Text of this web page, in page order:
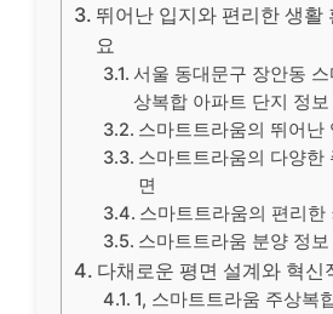
뛰어난 입지와 편리한 생활
요
서울 동대문구 장안동
상복합 아파트 단지 정보
스마트트라움의 뛰어난
스마트트라움의 다양한
면
스마트트라움의 편리한
스마트트라움 분양 정보
다채로운 평면 설계와 혁신
1, 스마트트라움 주상복